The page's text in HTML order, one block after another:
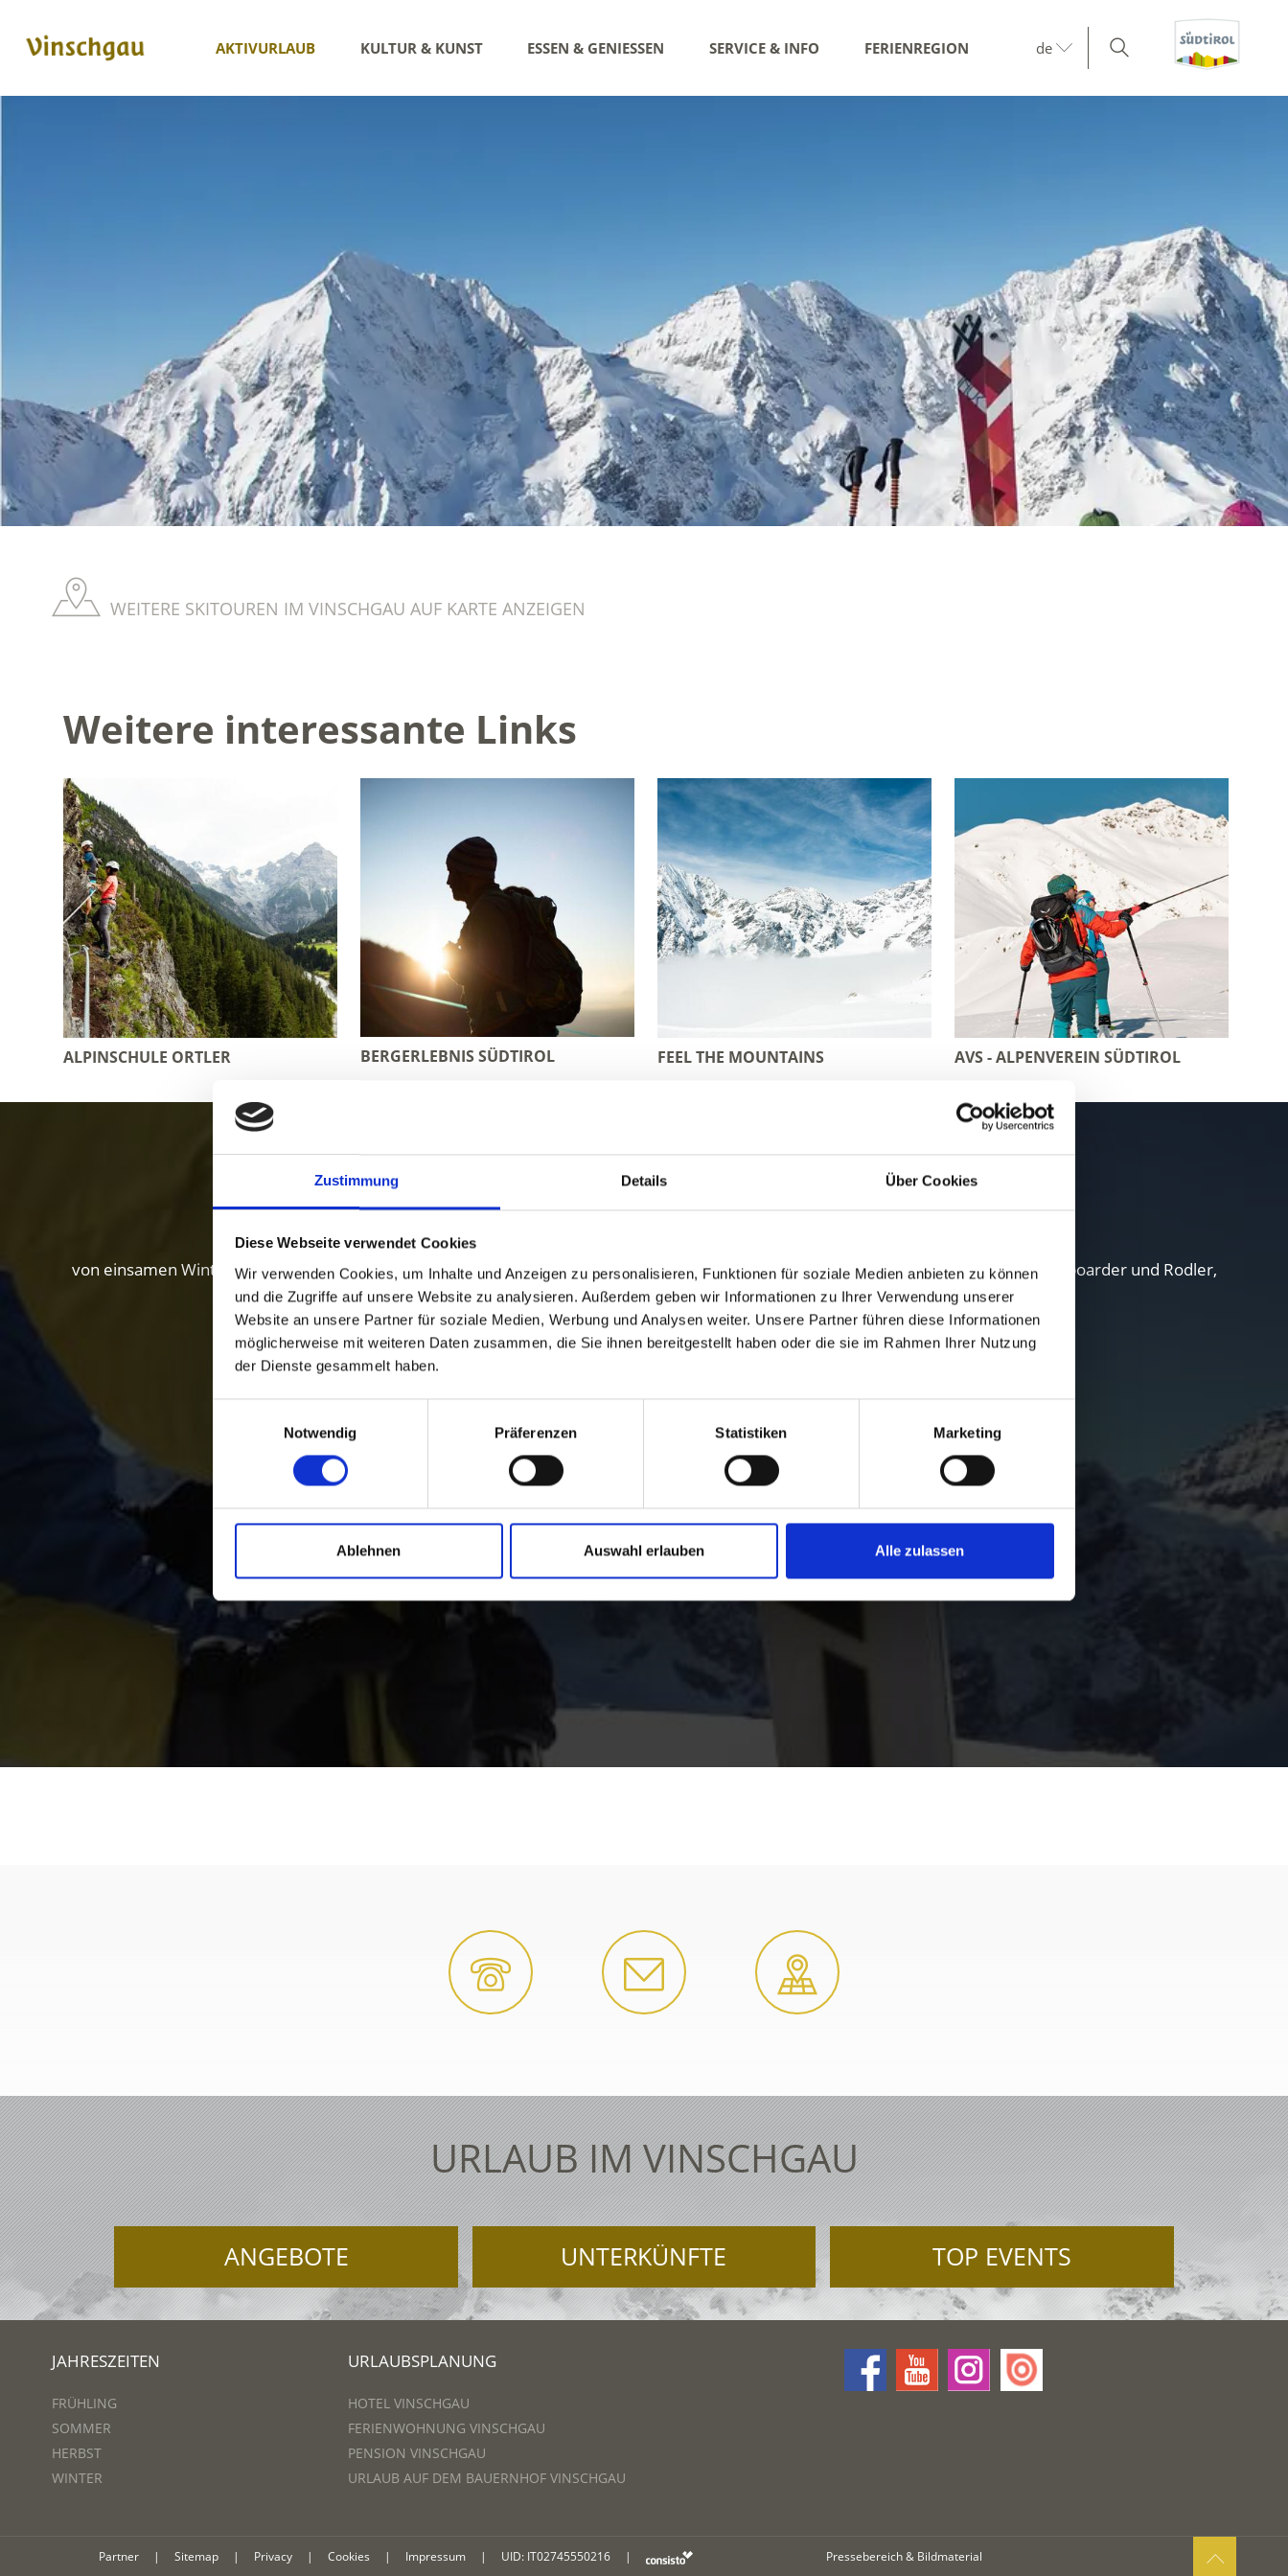
Zustimmung Details Über Cookies
Diese Webseite verwendet Cookies
Wir verwenden Cookies, um Inhalte und Anzeigen zu personalisieren, Funktionen für soziale Medien anbieten zu können
und die Zugriffe auf unsere Website zu analysieren. Außerdem geben wir Informationen zu Ihrer Verwendung unserer
Website an unsere Partner für soziale Medien, Werbung und Analysen weiter. Unsere Partner führen diese Informationen
möglicherweise mit weiteren Daten zusammen, die Sie ihnen bereitgestellt haben oder die sie im Rahmen Ihrer Nutzung
der Dienste gesammelt haben.
Notwendig
Präferenzen Statistiken Marketing
Ablehnen Auswahl erlauben Alle zulassen
AKTIVURLAUB KULTUR & KUNST ESSEN & GENIESSEN SERVICE & INFO FERIENREGION de
WEITERE SKITOUREN IM VINSCHGAU AUF KARTE ANZEIGEN
Weitere interessante Links
ALPINSCHULE ORTLER BERGERLEBNIS SÜDTIROL FEEL THE MOUNTAINS AVS - ALPENVEREIN SÜDTIROL
Winter im Vinschgau in Südtirol erleben
Pures Wintervergnügen erwartet Urlauber im Vinschgau:
von einsamen Winterwanderungen und Skitouren bis zu fünf abwechslungsreichen und topmodernen Skigebieten für Skifahrer, Snowboarder und Rodler,
Langläufer und Biathleten.
URLAUB IM VINSCHGAU
ANGEBOTE UNTERKÜNFTE TOP EVENTS
JAHRESZEITEN
FRÜHLING
SOMMER
HERBST
WINTER
URLAUBSPLANUNG
HOTEL VINSCHGAU
FERIENWOHNUNG VINSCHGAU
PENSION VINSCHGAU
URLAUB AUF DEM BAUERNHOF VINSCHGAU
Partner | Sitemap | Privacy | Cookies | Impressum | UID: IT02745550216 | Pressebereich & Bildmaterial